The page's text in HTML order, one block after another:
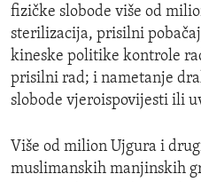
fizičke slobode više od
sterilizacija, prisilni
kineske politike kontrole
prisilni rad; i nametanje
slobode vjeroispovijesti ili
Više od milion Ujgura i
muslimanskih manjinskih